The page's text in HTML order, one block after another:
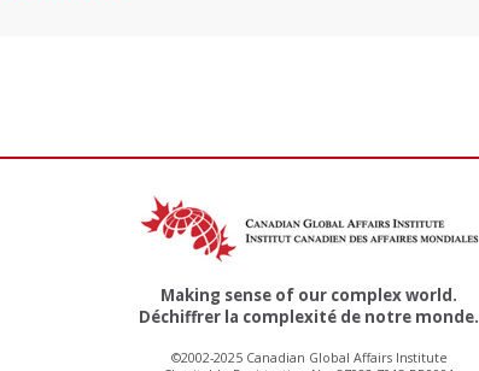
Making sense of our complex world.
Déchiffrer la complexité de notre monde.
©2002-2025 Canadian Global Affairs Institute